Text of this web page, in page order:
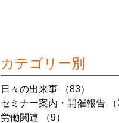
カテゴリー別
日々の出来事 （83）
セミナー案内・開催報告
労働関連
（9）